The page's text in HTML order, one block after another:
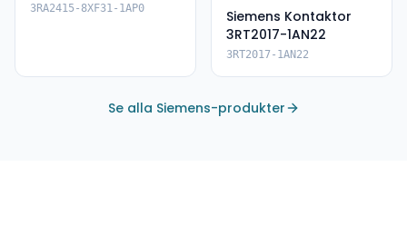
3RA2415-8XF31-1AP0
Siemens Kontaktor
3RT2017-1AN22
3RT2017-1AN22
Se alla Siemens-produkter